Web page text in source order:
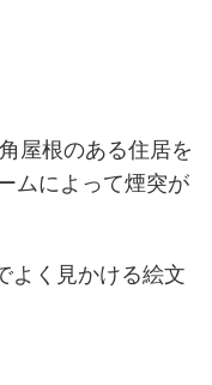
屋根のある住居を
ムによって煙突が
よく見かける絵文